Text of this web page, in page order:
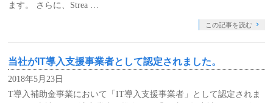
ます。 さらに、Strea …
この記事を読む
当社がIT導入支援事業者として認定されました。
2018年5月23日
T導入補助金事業において「IT導入支援事業者」として認定されま